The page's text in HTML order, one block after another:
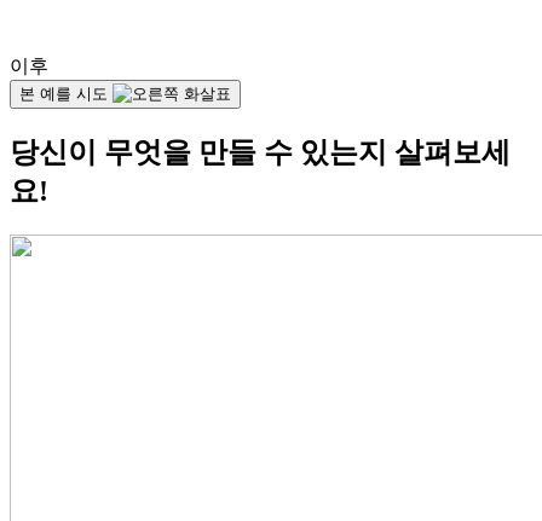
이후
본 예를 시도
당신이 무엇을 만들 수 있는지 살펴보세
요!